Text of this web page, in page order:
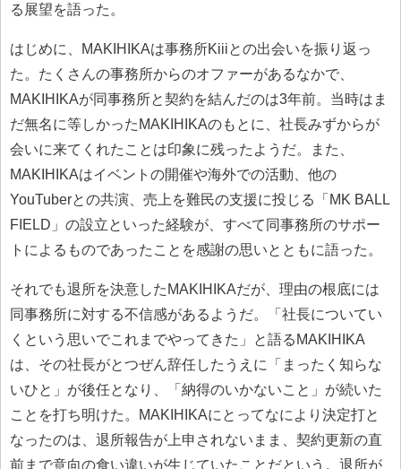
る展望を語った。
はじめに、MAKIHIKAは事務所Kiiiとの出会いを振り返っ
た。たくさんの事務所からのオファーがあるなかで、
MAKIHIKAが同事務所と契約を結んだのは3年前。当時はま
だ無名に等しかったMAKIHIKAのもとに、社長みずからが
会いに来てくれたことは印象に残ったようだ。また、
MAKIHIKAはイベントの開催や海外での活動、他の
YouTuberとの共演、売上を難民の支援に投じる「MK BALL
FIELD」の設立といった経験が、すべて同事務所のサポー
トによるものであったことを感謝の思いとともに語った。
それでも退所を決意したMAKIHIKAだが、理由の根底には
同事務所に対する不信感があるようだ。「社長についてい
くという思いでこれまでやってきた」と語るMAKIHIKA
は、その社長がとつぜん辞任したうえに「まったく知らな
いひと」が後任となり、「納得のいかないこと」が続いた
ことを打ち明けた。MAKIHIKAにとってなにより決定打と
なったのは、退所報告が上申されないまま、契約更新の直
前まで意向の食い違いが生じていたことだという。退所が